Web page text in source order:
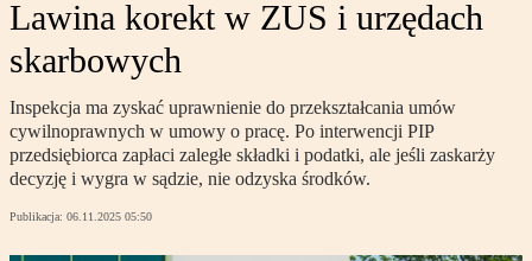
Lawina korekt w ZUS i urzędach
skarbowych
Inspekcja ma zyskać uprawnienie do przekształcania umów
cywilnoprawnych w umowy o pracę. Po interwencji PIP
przedsiębiorca zapłaci zaległe składki i podatki, ale jeśli zaskarży
decyzję i wygra w sądzie, nie odzyska środków.
Publikacja: 06.11.2025 05:50